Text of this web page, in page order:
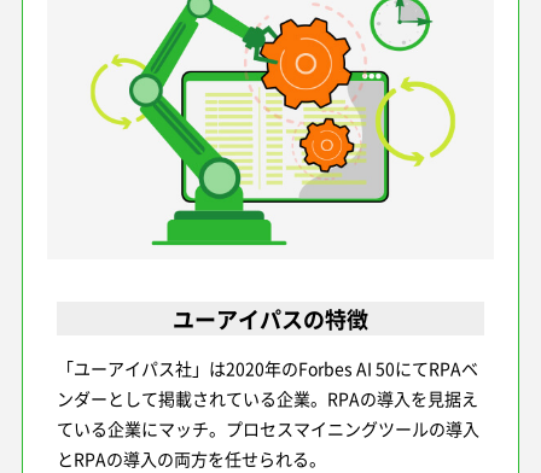
ユーアイパスの特徴
「ユーアイパス社」は2020年のForbes AI 50にてRPAベ
ンダーとして掲載されている企業。RPAの導入を見据え
ている企業にマッチ。プロセスマイニングツールの導入
とRPAの導入の両方を任せられる。